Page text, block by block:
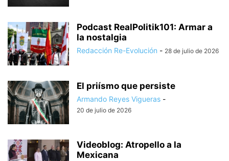
Podcast RealPolitik101: Armar a
la nostalgia
Redacción Re-Evolución - 28 de julio de 2026
El priísmo que persiste
Armando Reyes Vigueras -
20 de julio de 2026
Videoblog: Atropello a la
Mexicana